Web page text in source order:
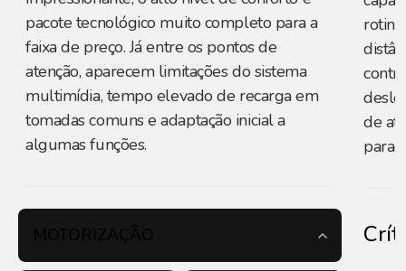
pacote tecnológico muito completo para a
faixa de preço. Já entre os pontos de
atenção, aparecem limitações do sistema
multimídia, tempo elevado de recarga em
tomadas comuns e adaptação inicial a
algumas funções.
de